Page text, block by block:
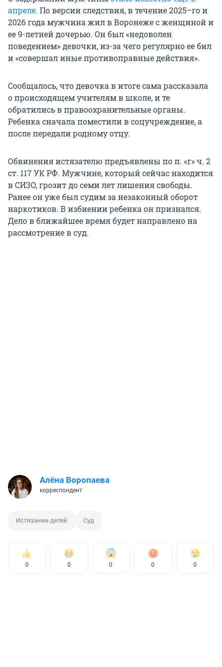
апреле. По версии следствия, в течение 2025–го и
2026 года мужчина жил в Воронеже с женщиной и
ее 9-летней дочерью. Он был «недоволен
поведением» девочки, из-за чего регулярно ее бил
и «совершал иные противоправные действия».
Сообщалось, что девочка в итоге сама рассказала
о происходящем учителям в школе, и те
обратились в правоохранительные органы.
Ребенка сначала поместили в соцучреждение, а
после передали родному отцу.
Обвинения истязателю предъявлены по п. «г» ч. 2
ст. 117 УК РФ. Мужчине, который сейчас находится
в СИЗО, грозит до семи лет лишения свободы.
Ранее он уже был судим за незаконный оборот
наркотиков. В избиении ребенка он признался.
Дело в ближайшее время будет направлено на
рассмотрение в суд.
Алёна Воропаева
корреспондент
Истязание детей Суд
0 0 0 0 0